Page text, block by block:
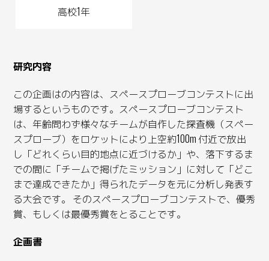
高校1年
研究内容
この企画はの内容は、スペースプローブコンテストに出
場するというものです。スペースプローブコンテスト
は、年齢問わず様々なチームが自作した探査機（スペー
スプローブ）をロケットにより上空約100m 付近で放出
し「どれくらい目的地点に近づけるか」や、落下するま
での間に「チームで掲げたミッション」に対して「どこ
まで達成できたか」得られたデータを元に分析し発表す
る大会です。 そのスペースプローブコンテストで、優秀
賞、もしくは最優秀賞をとることです。
企画書